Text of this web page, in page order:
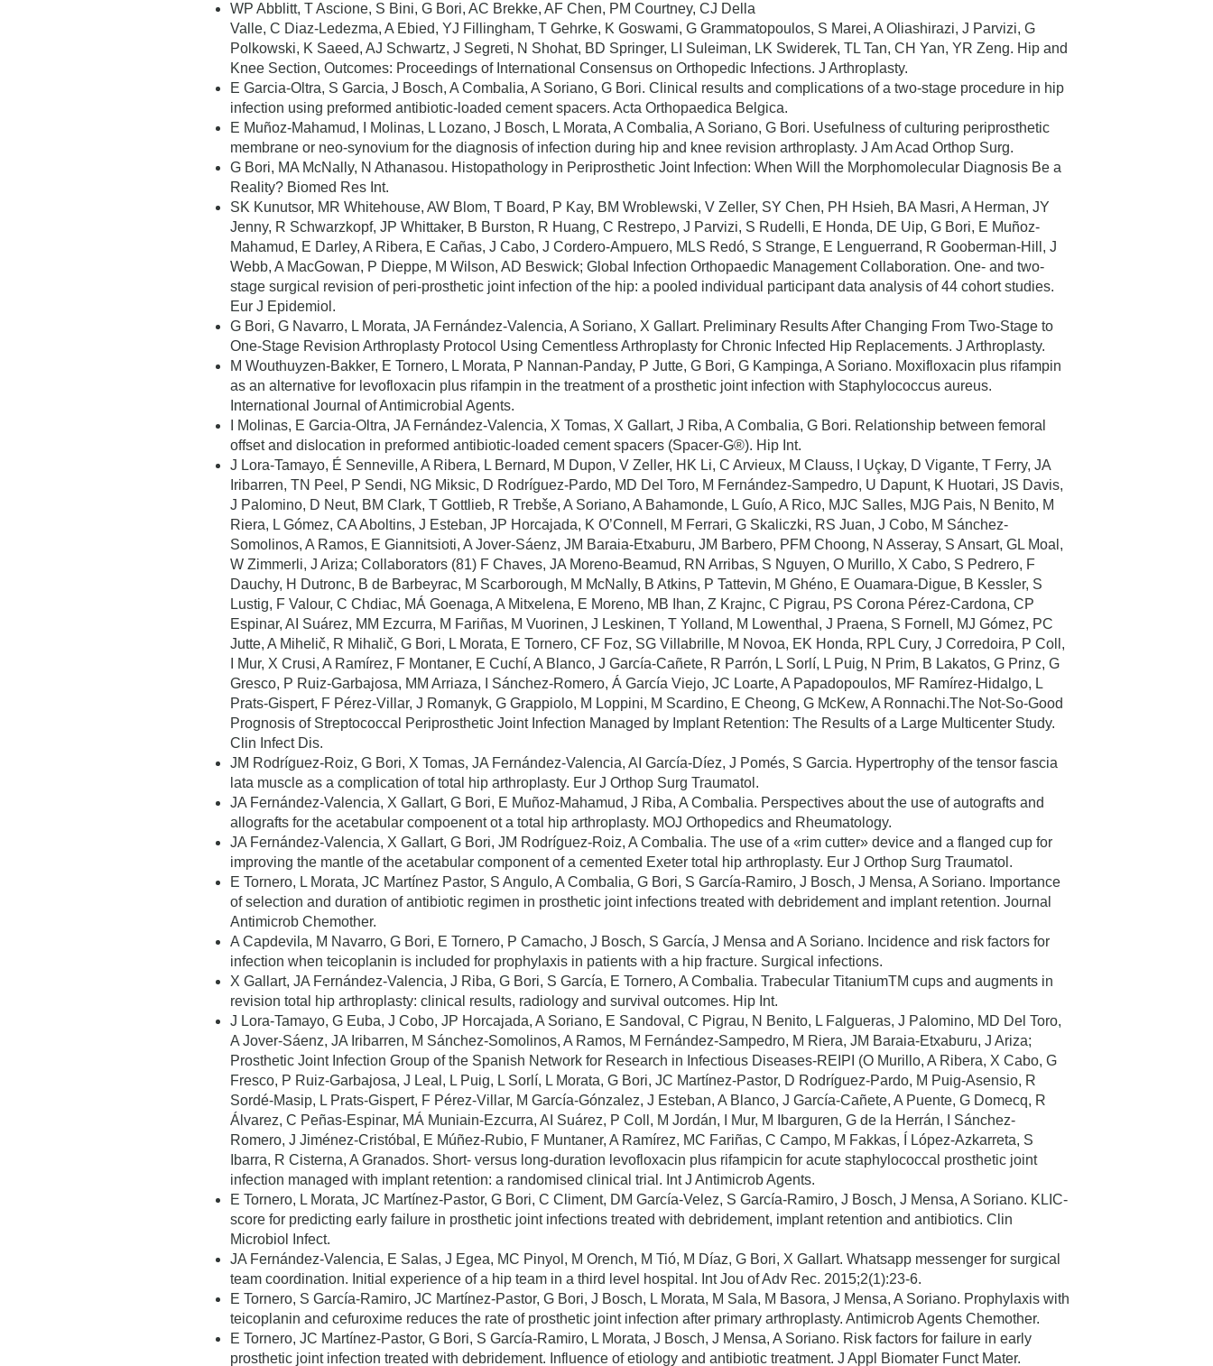
WP Abblitt, T Ascione, S Bini, G Bori, AC Brekke, AF Chen, PM Courtney, CJ Della
Valle, C Diaz-Ledezma, A Ebied, YJ Fillingham, T Gehrke, K Goswami, G Grammatopoulos, S Marei, A Oliashirazi, J Parvizi, G
Polkowski, K Saeed, AJ Schwartz, J Segreti, N Shohat, BD Springer, LI Suleiman, LK Swiderek, TL Tan, CH Yan, YR Zeng. Hip and
Knee Section, Outcomes: Proceedings of International Consensus on Orthopedic Infections. J Arthroplasty.
E Garcia-Oltra, S Garcia, J Bosch, A Combalia, A Soriano, G Bori. Clinical results and complications of a two-stage procedure in hip
infection using preformed antibiotic-loaded cement spacers. Acta Orthopaedica Belgica.
E Muñoz-Mahamud, I Molinas, L Lozano, J Bosch, L Morata, A Combalia, A Soriano, G Bori. Usefulness of culturing periprosthetic
membrane or neo-synovium for the diagnosis of infection during hip and knee revision arthroplasty. J Am Acad Orthop Surg.
G Bori, MA McNally, N Athanasou. Histopathology in Periprosthetic Joint Infection: When Will the Morphomolecular Diagnosis Be a
Reality? Biomed Res Int.
SK Kunutsor, MR Whitehouse, AW Blom, T Board, P Kay, BM Wroblewski, V Zeller, SY Chen, PH Hsieh, BA Masri, A Herman, JY
Jenny, R Schwarzkopf, JP Whittaker, B Burston, R Huang, C Restrepo, J Parvizi, S Rudelli, E Honda, DE Uip, G Bori, E Muñoz-
Mahamud, E Darley, A Ribera, E Cañas, J Cabo, J Cordero-Ampuero, MLS Redó, S Strange, E Lenguerrand, R Gooberman-Hill, J
Webb, A MacGowan, P Dieppe, M Wilson, AD Beswick; Global Infection Orthopaedic Management Collaboration. One- and two-
stage surgical revision of peri-prosthetic joint infection of the hip: a pooled individual participant data analysis of 44 cohort studies.
Eur J Epidemiol.
G Bori, G Navarro, L Morata, JA Fernández-Valencia, A Soriano, X Gallart. Preliminary Results After Changing From Two-Stage to
One-Stage Revision Arthroplasty Protocol Using Cementless Arthroplasty for Chronic Infected Hip Replacements. J Arthroplasty.
M Wouthuyzen-Bakker, E Tornero, L Morata, P Nannan-Panday, P Jutte, G Bori, G Kampinga, A Soriano. Moxifloxacin plus rifampin
as an alternative for levofloxacin plus rifampin in the treatment of a prosthetic joint infection with Staphylococcus aureus.
International Journal of Antimicrobial Agents.
I Molinas, E Garcia-Oltra, JA Fernández-Valencia, X Tomas, X Gallart, J Riba, A Combalia, G Bori. Relationship between femoral
offset and dislocation in preformed antibiotic-loaded cement spacers (Spacer-G®). Hip Int.
J Lora-Tamayo, É Senneville, A Ribera, L Bernard, M Dupon, V Zeller, HK Li, C Arvieux, M Clauss, I Uçkay, D Vigante, T Ferry, JA
Iribarren, TN Peel, P Sendi, NG Miksic, D Rodríguez-Pardo, MD Del Toro, M Fernández-Sampedro, U Dapunt, K Huotari, JS Davis,
J Palomino, D Neut, BM Clark, T Gottlieb, R Trebše, A Soriano, A Bahamonde, L Guío, A Rico, MJC Salles, MJG Pais, N Benito, M
Riera, L Gómez, CA Aboltins, J Esteban, JP Horcajada, K O’Connell, M Ferrari, G Skaliczki, RS Juan, J Cobo, M Sánchez-
Somolinos, A Ramos, E Giannitsioti, A Jover-Sáenz, JM Baraia-Etxaburu, JM Barbero, PFM Choong, N Asseray, S Ansart, GL Moal,
W Zimmerli, J Ariza; Collaborators (81) F Chaves, JA Moreno-Beamud, RN Arribas, S Nguyen, O Murillo, X Cabo, S Pedrero, F
Dauchy, H Dutronc, B de Barbeyrac, M Scarborough, M McNally, B Atkins, P Tattevin, M Ghéno, E Ouamara-Digue, B Kessler, S
Lustig, F Valour, C Chdiac, MÁ Goenaga, A Mitxelena, E Moreno, MB Ihan, Z Krajnc, C Pigrau, PS Corona Pérez-Cardona, CP
Espinar, AI Suárez, MM Ezcurra, M Fariñas, M Vuorinen, J Leskinen, T Yolland, M Lowenthal, J Praena, S Fornell, MJ Gómez, PC
Jutte, A Mihelič, R Mihalič, G Bori, L Morata, E Tornero, CF Foz, SG Villabrille, M Novoa, EK Honda, RPL Cury, J Corredoira, P Coll,
I Mur, X Crusi, A Ramírez, F Montaner, E Cuchí, A Blanco, J García-Cañete, R Parrón, L Sorlí, L Puig, N Prim, B Lakatos, G Prinz, G
Gresco, P Ruiz-Garbajosa, MM Arriaza, I Sánchez-Romero, Á García Viejo, JC Loarte, A Papadopoulos, MF Ramírez-Hidalgo, L
Prats-Gispert, F Pérez-Villar, J Romanyk, G Grappiolo, M Loppini, M Scardino, E Cheong, G McKew, A Ronnachi.The Not-So-Good
Prognosis of Streptococcal Periprosthetic Joint Infection Managed by Implant Retention: The Results of a Large Multicenter Study.
Clin Infect Dis.
JM Rodríguez-Roiz, G Bori, X Tomas, JA Fernández-Valencia, AI García-Díez, J Pomés, S Garcia. Hypertrophy of the tensor fascia
lata muscle as a complication of total hip arthroplasty. Eur J Orthop Surg Traumatol.
JA Fernández-Valencia, X Gallart, G Bori, E Muñoz-Mahamud, J Riba, A Combalia. Perspectives about the use of autografts and
allografts for the acetabular compoenent ot a total hip arthroplasty. MOJ Orthopedics and Rheumatology.
JA Fernández-Valencia, X Gallart, G Bori, JM Rodríguez-Roiz, A Combalia. The use of a «rim cutter» device and a flanged cup for
improving the mantle of the acetabular component of a cemented Exeter total hip arthroplasty. Eur J Orthop Surg Traumatol.
E Tornero, L Morata, JC Martínez Pastor, S Angulo, A Combalia, G Bori, S García-Ramiro, J Bosch, J Mensa, A Soriano. Importance
of selection and duration of antibiotic regimen in prosthetic joint infections treated with debridement and implant retention. Journal
Antimicrob Chemother.
A Capdevila, M Navarro, G Bori, E Tornero, P Camacho, J Bosch, S García, J Mensa and A Soriano. Incidence and risk factors for
infection when teicoplanin is included for prophylaxis in patients with a hip fracture. Surgical infections.
X Gallart, JA Fernández-Valencia, J Riba, G Bori, S García, E Tornero, A Combalia. Trabecular TitaniumTM cups and augments in
revision total hip arthroplasty: clinical results, radiology and survival outcomes. Hip Int.
J Lora-Tamayo, G Euba, J Cobo, JP Horcajada, A Soriano, E Sandoval, C Pigrau, N Benito, L Falgueras, J Palomino, MD Del Toro,
A Jover-Sáenz, JA Iribarren, M Sánchez-Somolinos, A Ramos, M Fernández-Sampedro, M Riera, JM Baraia-Etxaburu, J Ariza;
Prosthetic Joint Infection Group of the Spanish Network for Research in Infectious Diseases-REIPI (O Murillo, A Ribera, X Cabo, G
Fresco, P Ruiz-Garbajosa, J Leal, L Puig, L Sorlí, L Morata, G Bori, JC Martínez-Pastor, D Rodríguez-Pardo, M Puig-Asensio, R
Sordé-Masip, L Prats-Gispert, F Pérez-Villar, M García-Gónzalez, J Esteban, A Blanco, J García-Cañete, A Puente, G Domecq, R
Álvarez, C Peñas-Espinar, MÁ Muniain-Ezcurra, AI Suárez, P Coll, M Jordán, I Mur, M Ibarguren, G de la Herrán, I Sánchez-
Romero, J Jiménez-Cristóbal, E Múñez-Rubio, F Muntaner, A Ramírez, MC Fariñas, C Campo, M Fakkas, Í López-Azkarreta, S
Ibarra, R Cisterna, A Granados. Short- versus long-duration levofloxacin plus rifampicin for acute staphylococcal prosthetic joint
infection managed with implant retention: a randomised clinical trial. Int J Antimicrob Agents.
E Tornero, L Morata, JC Martínez-Pastor, G Bori, C Climent, DM García-Velez, S García-Ramiro, J Bosch, J Mensa, A Soriano. KLIC-
score for predicting early failure in prosthetic joint infections treated with debridement, implant retention and antibiotics. Clin
Microbiol Infect.
JA Fernández-Valencia, E Salas, J Egea, MC Pinyol, M Orench, M Tió, M Díaz, G Bori, X Gallart. Whatsapp messenger for surgical
team coordination. Initial experience of a hip team in a third level hospital. Int Jou of Adv Rec. 2015;2(1):23-6.
E Tornero, S García-Ramiro, JC Martínez-Pastor, G Bori, J Bosch, L Morata, M Sala, M Basora, J Mensa, A Soriano. Prophylaxis with
teicoplanin and cefuroxime reduces the rate of prosthetic joint infection after primary arthroplasty. Antimicrob Agents Chemother.
E Tornero, JC Martínez-Pastor, G Bori, S García-Ramiro, L Morata, J Bosch, J Mensa, A Soriano. Risk factors for failure in early
prosthetic joint infection treated with debridement. Influence of etiology and antibiotic treatment. J Appl Biomater Funct Mater.